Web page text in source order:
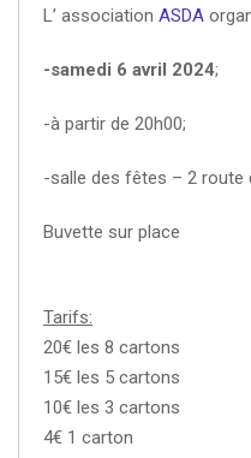
L’ associationASDA
-samedi 6 avril 2024;
-à partir de 20h00;
-salle des fêtes – 2 route
Buvette sur place
Tarifs:
20€ les 8 cartons
15€ les 5 cartons
10€ les 3 cartons
4€ 1 carton